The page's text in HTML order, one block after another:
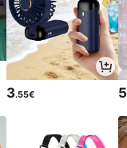
3.55€ 5